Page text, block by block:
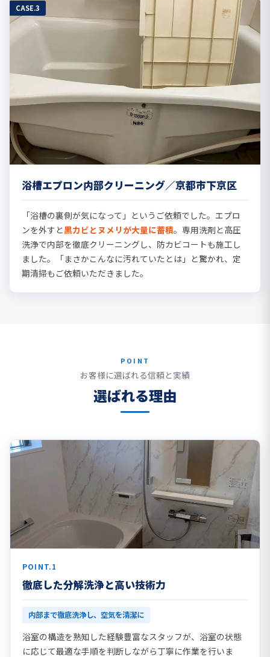
CASE.3
浴槽エプロン内部クリーニング／京都市下京区
「浴槽の裏側が気になって」というご依頼でした。エプロ
ンを外すと黒カビとヌメリが大量に蓄積。専用洗剤と高圧
洗浄で内部を徹底クリーニングし、防カビコートも施工し
ました。「まさかこんなに汚れていたとは」と驚かれ、定
期清掃もご依頼いただきました。
POINT
お客様に選ばれる信頼と実績
選ばれる理由
POINT.1
徹底した分解洗浄と高い技術力
内部まで徹底洗浄し、空気を清潔に
浴室の構造を熟知した経験豊富なスタッフが、浴室の状態
に応じて最適な手順を判断しながら丁寧に作業を行いま